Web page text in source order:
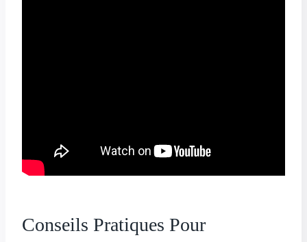
Conseils Pratiques Pour